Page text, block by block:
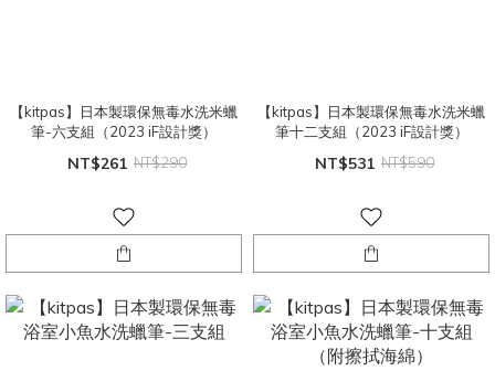
【kitpas】日本製環保無毒水洗米蠟
筆-六支組（2023 iF設計獎）
NT$261 NT$290
【kitpas】日本製環保無毒水洗米蠟
筆十二支組（2023 iF設計獎）
NT$531 NT$590